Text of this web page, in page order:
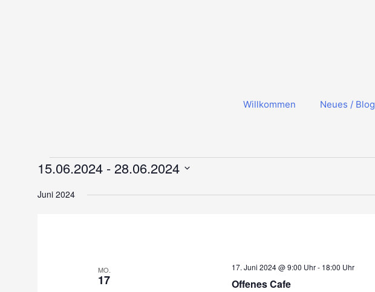
Willkommen Neues / Blog
Veranstaltungen
15.06.2024 - 28.06.2024
wählen.
Juni 2024
MO.
17 Offenes Cafe
17. Juni 2024 @ 9:00 Uhr- 18:00 Uhr